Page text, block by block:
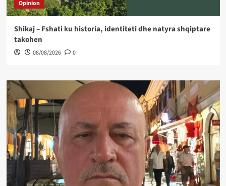
Opinion
Shikaj – Fshati ku historia, identiteti dhe natyra shqiptare
takohen
08/08/2026 0